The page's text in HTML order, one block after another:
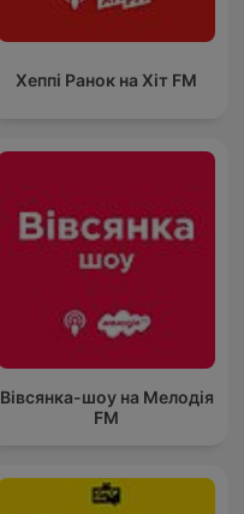
Хеппі Ранок на Хіт FM
Вівсянка-шоу на Мелодія
FM